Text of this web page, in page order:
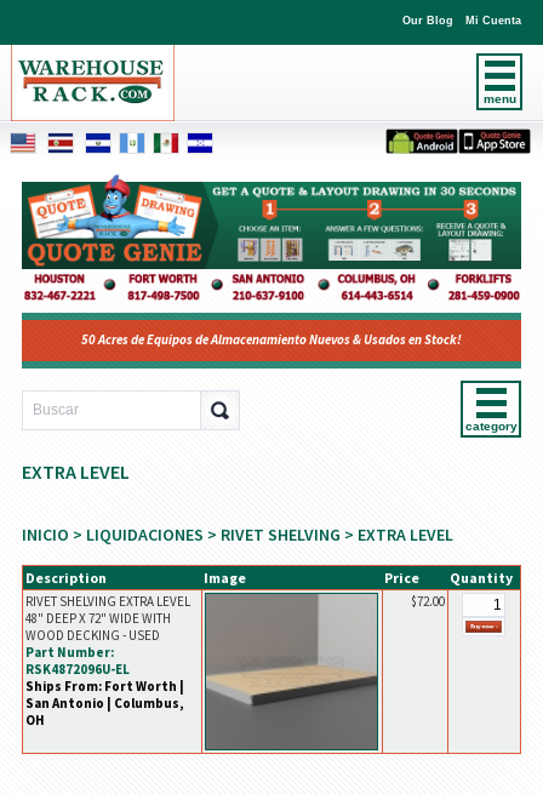
menu
Our Blog Mi Cuenta
50 Acres de Equipos de Almacenamiento Nuevos & Usados en Stock!
category
EXTRA LEVEL
INICIO > LIQUIDACIONES > RIVET SHELVING > EXTRA LEVEL
Description Image Price Quantity
RIVET SHELVING EXTRA LEVEL
48" DEEP X 72" WIDE WITH
WOOD DECKING - USED
Part Number:
RSK4872096U-EL
Ships From: Fort Worth |
San Antonio | Columbus,
OH
$72.00